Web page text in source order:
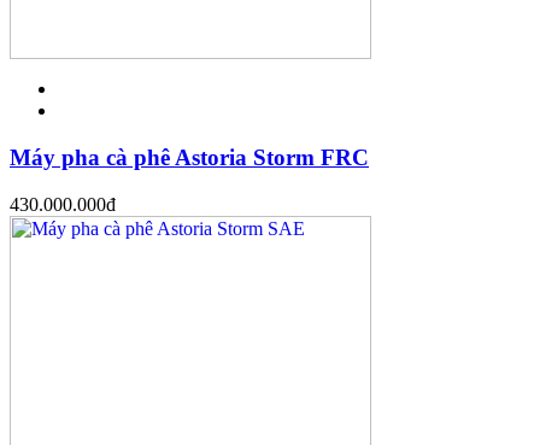
Máy pha cà phê Astoria Storm FRC
430.000.000đ